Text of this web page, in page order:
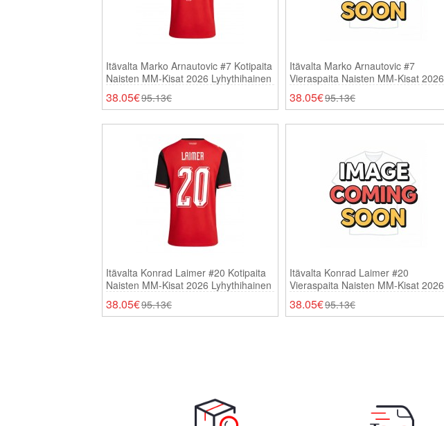
Itävalta Marko Arnautovic #7 Kotipaita
Naisten MM-Kisat 2026 Lyhythihainen
38.05€95.13€
Itävalta Marko Arnautovic #7
Vieraspaita Naisten MM-Kisat 2026
Lyhythihainen
38.05€95.13€
Itävalta Konrad Laimer #20 Kotipaita
Naisten MM-Kisat 2026 Lyhythihainen
38.05€95.13€
Itävalta Konrad Laimer #20
Vieraspaita Naisten MM-Kisat 2026
Lyhythihainen
38.05€95.13€